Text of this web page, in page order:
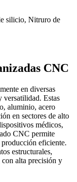
silicio, Nitruro de
CNC
en diversas
versatilidad. Estas
aluminio, acero
en sectores de alto
médicos,
CNC permite
producción eficiente.
estructurales,
alta precisión y